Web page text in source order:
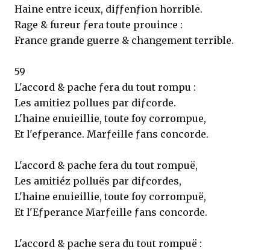
Haine entre iceux, diƒƒenƒion horrible.
Rage & fureur ƒera toute prouince :
France grande guerre & changement terrible.
59
L'accord & pache ƒera du tout rompu :
Les amitiez pollues par diƒcorde.
L'haine enuieillie, toute foy corrompue,
Et l'eƒperance. Marƒeille ƒans concorde.
L'accord & pache fera du tout rompuë,
Les amitiéz polluës par diƒcordes,
L'haine enuieillie, toute foy corrompuë,
Et l'Eƒperance Marƒeille ƒans concorde.
L'accord & pache sera du tout rompuë :